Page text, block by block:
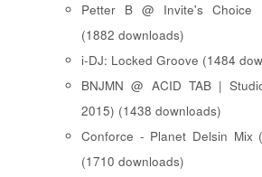
Petter B @ Invite's Choice
(1882 downloads)
i-DJ: Locked Groove (1484
BNJMN @ ACID TAB |
2015) (1438 downloads)
Conforce - Planet Delsin Mix
(1710 downloads)